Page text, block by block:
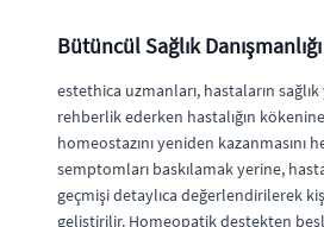
Bütüncül Sağlık Danışmanlığı
estethica uzmanları, hastaların
rehberlik ederken hastalığın
homeostazını yeniden kazanmasını
semptomları baskılamak yerine,
geçmişi detaylıca değerlendirilerek
geliştirilir. Homeopatik destekten